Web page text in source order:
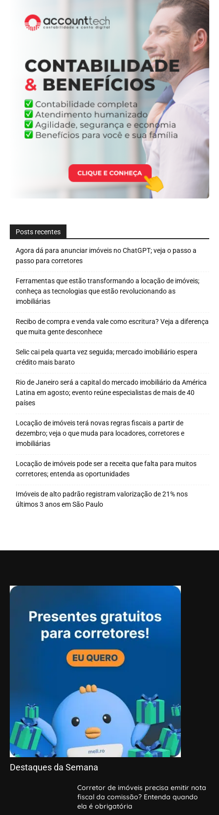
Posts recentes
Agora dá para anunciar imóveis no ChatGPT; veja o passo a
passo para corretores
Ferramentas que estão transformando a locação de imóveis;
conheça as tecnologias que estão revolucionando as
imobiliárias
Recibo de compra e venda vale como escritura? Veja a diferença
que muita gente desconhece
Selic cai pela quarta vez seguida; mercado imobiliário espera
crédito mais barato
Rio de Janeiro será a capital do mercado imobiliário da América
Latina em agosto; evento reúne especialistas de mais de 40
países
Locação de imóveis terá novas regras fiscais a partir de
dezembro; veja o que muda para locadores, corretores e
imobiliárias
Locação de imóveis pode ser a receita que falta para muitos
corretores; entenda as oportunidades
Imóveis de alto padrão registram valorização de 21% nos
últimos 3 anos em São Paulo
Destaques da Semana
Corretor de imóveis precisa emitir nota
fiscal da comissão? Entenda quando
ela é obrigatória